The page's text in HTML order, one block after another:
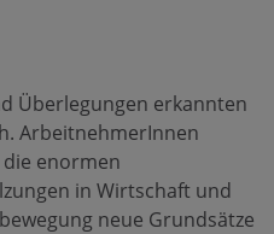
Überlegungen erkannten
ArbeitnehmerInnen
die enormen
in Wirtschaft und
neue Grundsätze